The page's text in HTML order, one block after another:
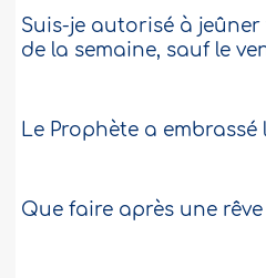
Suis-je autorisé à
de la semaine, sauf le
Le Prophète a
Que faire après une rêve